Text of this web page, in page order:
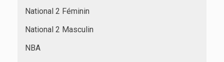
National 2 Féminin
National 2 Masculin
NBA